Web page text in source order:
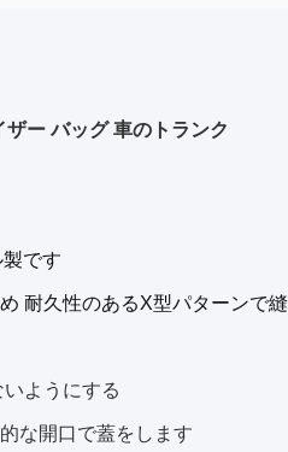
ー バッグ 車のトランク
です
耐久性のあるX型パターンで
ようにする
な開口で蓋をします